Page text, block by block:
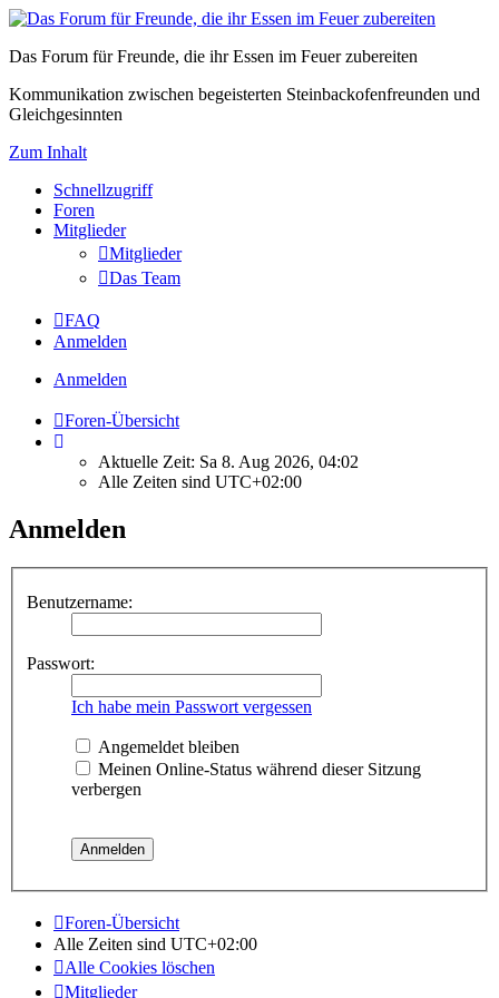
Das Forum für Freunde, die ihr Essen im Feuer zubereiten
Kommunikation zwischen begeisterten Steinbackofenfreunden und
Gleichgesinnten
Zum Inhalt
Schnellzugriff
Foren
Mitglieder
Mitglieder
Das Team
FAQ
Anmelden
Anmelden
Foren-Übersicht
Aktuelle Zeit: Sa 8. Aug 2026, 04:02
Alle Zeiten sind UTC+02:00
Anmelden
Benutzername:
Passwort:
Ich habe mein Passwort vergessen
Angemeldet bleiben
Meinen Online-Status während dieser Sitzung
verbergen
Foren-Übersicht
Alle Zeiten sind UTC+02:00
Alle Cookies löschen
Mitglieder